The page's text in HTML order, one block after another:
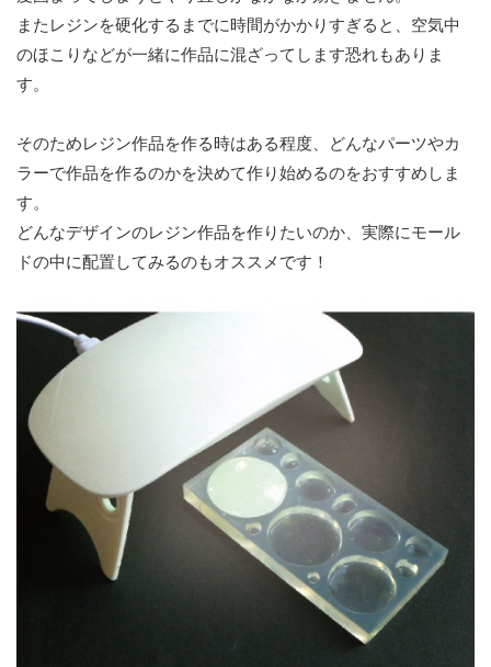
またレジンを硬化するまでに時間がかかりすぎると、空気中
のほこりなどが一緒に作品に混ざってします恐れもありま
す。
そのためレジン作品を作る時はある程度、どんなパーツやカ
ラーで作品を作るのかを決めて作り始めるのをおすすめしま
す。
どんなデザインのレジン作品を作りたいのか、実際にモール
ドの中に配置してみるのもオススメです！